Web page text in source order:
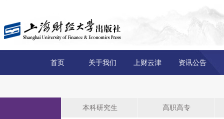
首页 关于我们 上财云津 资讯公告
本科研究生 高职高专